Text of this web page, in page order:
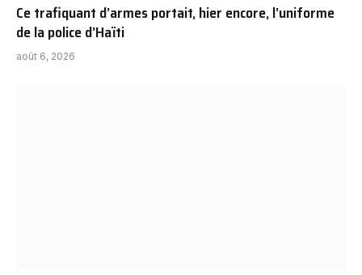
Ce trafiquant d’armes portait, hier encore, l’uniforme
de la police d’Haïti
août 6, 2026